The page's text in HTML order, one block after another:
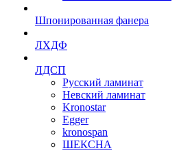
Шпонированная фанера
ЛХДФ
ЛДСП
Русский ламинат
Невский ламинат
Kronostar
Egger
kronospan
ШЕКСНА